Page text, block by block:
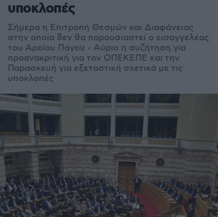
υποκλοπές
Σήμερα η Επιτροπή Θεσμών και Διαφάνειας
στην οποία δεν θα παρουσιαστεί ο εισαγγελέας
του Αρείου Πάγου - Αύριο η συζήτηση για
προανακριτική για τον ΟΠΕΚΕΠΕ και την
Παρασκευή για εξεταστική σχετικά με τις
υποκλοπές